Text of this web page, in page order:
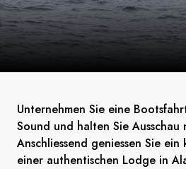
Unternehmen Sie eine
Sound und halten Sie
Anschliessend geniessen Sie ein
einer authentischen Lodge in